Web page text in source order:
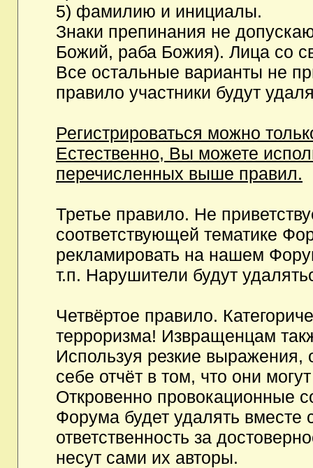
5) фамилию и инициалы.
Знаки препинания не
Божий, раба Божия). Лица со
Все остальные варианты не
правило участники будут
Регистрироваться можно
Естественно, Вы можете
перечисленных выше правил.
Третье правило. Не
соответствующей тематике
рекламировать на нашем
т.п. Нарушители будут
Четвёртое правило.
терроризма! Извращенцам
Используя резкие выражения,
себе отчёт в том, что они
Откровенно провокационные
Форума будет удалять вместе
ответственность за
несут сами их авторы.